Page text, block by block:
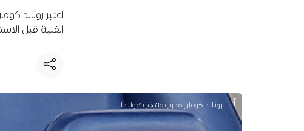
اعتبر رونالد
الفنية قبل
رونالد كومان مدرب منتخب هولندا